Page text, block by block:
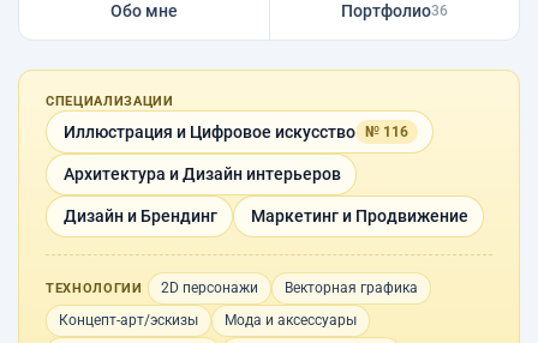
Обо мне Портфолио36
СПЕЦИАЛИЗАЦИИ
Иллюстрация и Цифровое искусство № 116
Архитектура и Дизайн интерьеров
Дизайн и Брендинг Маркетинг и Продвижение
ТЕХНОЛОГИИ 2D персонажи
Векторная графика
Концепт-арт/эскизы
Мода и аксессуары